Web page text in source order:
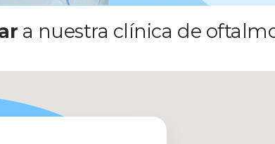
a nuestra clínica de